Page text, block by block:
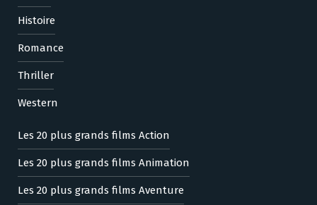
Histoire
Romance
Thriller
Western
Les 20 plus grands films Action
Les 20 plus grands films Animation
Les 20 plus grands films Aventure